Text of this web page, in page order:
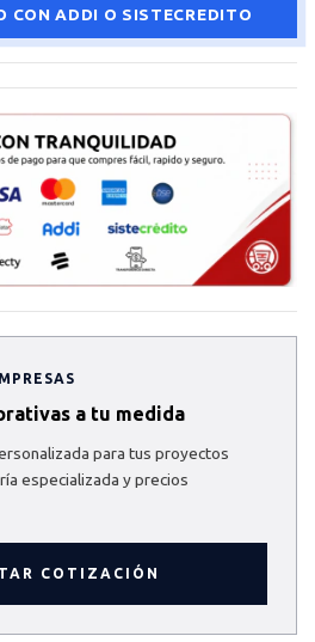
CON ADDI O SISTECREDITO
a tu medida
para tus proyectos
especializada y precios
COTIZACIÓN